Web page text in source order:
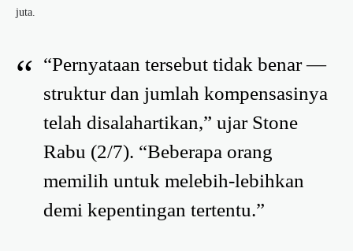
juta.
“Pernyataan tersebut tidak benar —
struktur dan jumlah kompensasinya
telah disalahartikan,” ujar Stone
Rabu (2/7). “Beberapa orang
memilih untuk melebih-lebihkan
demi kepentingan tertentu.”